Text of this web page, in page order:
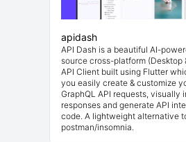
apidash
API Dash is a beautiful AI-
source cross-platform (Desktop
API Client built using Flutter
you easily create & customize
GraphQL API requests, visually
responses and generate API
code. A lightweight alternative
postman/insomnia.